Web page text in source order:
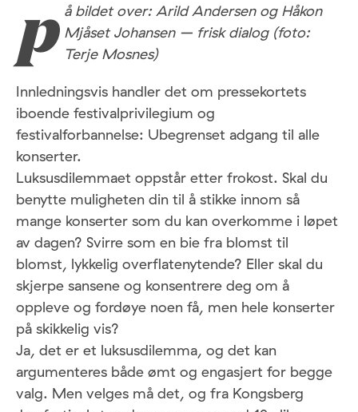
p å bildet over: Arild Andersen og Håkon
Mjåset Johansen – frisk dialog (foto:
Terje Mosnes)
Innledningsvis handler det om pressekortets
iboende festivalprivilegium og
festivalforbannelse: Ubegrenset adgang til alle
konserter.
Luksusdilemmaet oppstår etter frokost. Skal du
benytte muligheten din til å stikke innom så
mange konserter som du kan overkomme i løpet
av dagen? Svirre som en bie fra blomst til
blomst, lykkelig overflatenytende? Eller skal du
skjerpe sansene og konsentrere deg om å
oppleve og fordøye noen få, men hele konserter
på skikkelig vis?
Ja, det er et luksusdilemma, og det kan
argumenteres både ømt og engasjert for begge
valg. Men velges må det, og fra Kongsberg